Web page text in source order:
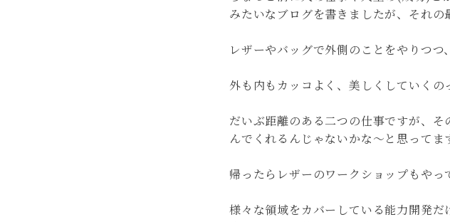
みたいなブログを書きましたが、それの
レザーやバッグで外側のことをやりつつ
外も内もカッコよく、美しくしていくの
だいぶ距離のある二つの仕事ですが、
んでくれるんじゃないかな〜と思ってま
帰ったらレザーのワークショップもやっ
様々な領域をカバーしている能力開発